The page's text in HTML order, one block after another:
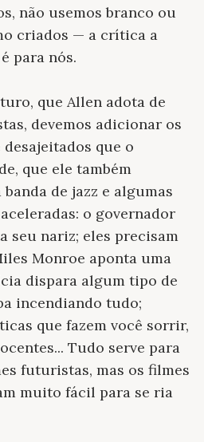
não usemos branco ou
criados — a crítica a
para nós.
que Allen adota de
devemos adicionar os
que o
que ele também
de jazz e algumas
o governador
seu nariz; eles precisam
Monroe aponta uma
dispara algum tipo de
incendiando tudo;
que fazem você sorrir,
Tudo serve para
futuristas, mas os filmes
muito fácil para se ria